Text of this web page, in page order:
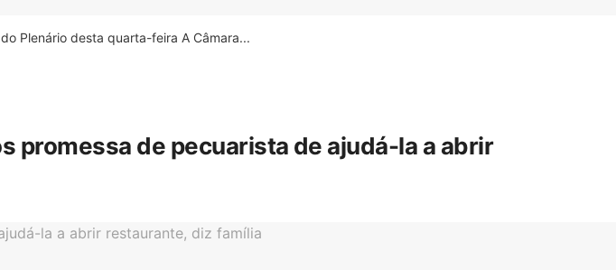
Plenário desta quarta-feira A Câmara...
promessa de pecuarista de ajudá-la a abrir